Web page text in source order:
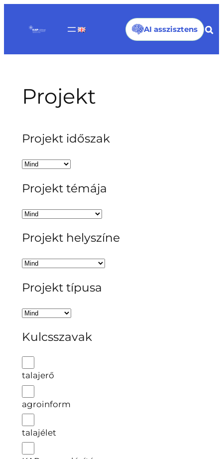
tartalomhoz
AI asszisztens
Projekt
Projekt időszak
Projekt témája
Projekt helyszíne
Projekt típusa
Kulcsszavak
talajerő
agroinform
talajélet